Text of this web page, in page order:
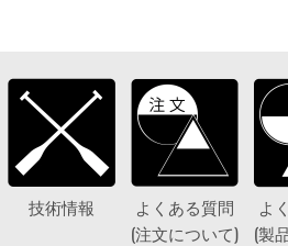
技術情報
よくある質問
(注文について)
よ
(製